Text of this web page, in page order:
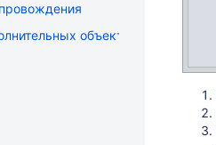
объектов